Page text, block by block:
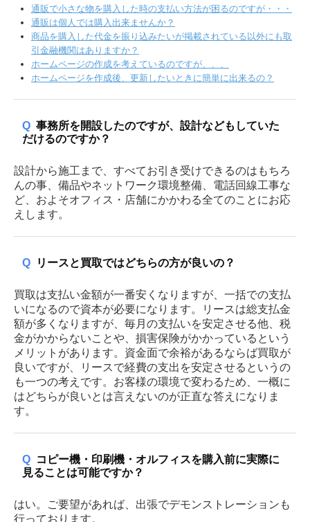
Q & A
だいわのわだい
個人情報の管理について
通販で小さな物を購入した時の支払い方法が困るのですが・・・
通販は個人では購入出来ませんか？
商品を購入した代金を振り込みたいが掲載されている以外にも取
引金融機関はありますか？
ホームページの作成を考えているのですが、、、
ホームページを作成後、更新したいときに簡単に出来るの？
Q 事務所を開設したのですが、設計などもしていた
だけるのですか？
設計から施工まで、すべてお引き受けできるのはもちろ
んの事、備品やネットワーク環境整備、電話回線工事な
ど、およそオフィス・店舗にかかわる全てのことにお応
えします。
Q リースと買取ではどちらの方が良いの？
買取は支払い金額が一番安くなりますが、一括での支払
いになるので資本が必要になります。リースは総支払金
額が多くなりますが、毎月の支払いを安定させる他、税
金がかからないことや、損害保険がかかっているという
メリットがあります。資金面で余裕があるならば買取が
良いですが、リースで経費の支出を安定させるというの
も一つの考えです。お客様の環境で変わるため、一概に
はどちらが良いとは言えないのが正直な答えになりま
す。
Q コピー機・印刷機・オルフィスを購入前に実際に
見ることは可能ですか？
はい。ご要望があれば、出張でデモンストレーションも
行っております。